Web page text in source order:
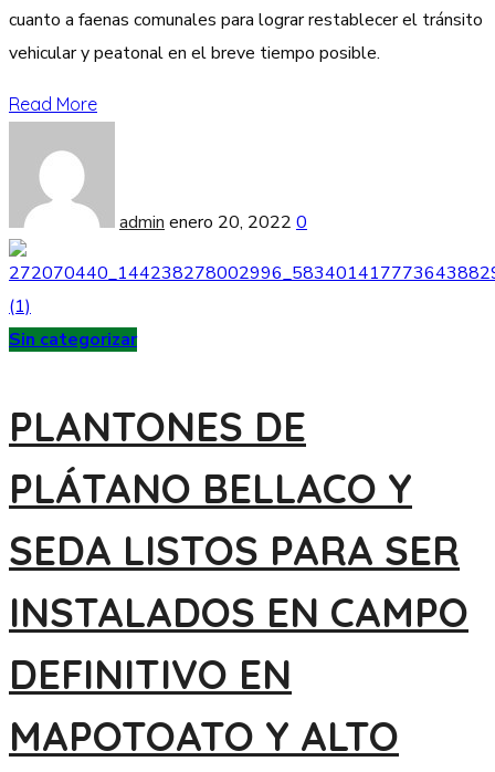
cuanto a faenas comunales para lograr restablecer el tránsito
vehicular y peatonal en el breve tiempo posible.
Read More
admin enero 20, 2022 0
Sin categorizar
PLANTONES DE
PLÁTANO BELLACO Y
SEDA LISTOS PARA SER
INSTALADOS EN CAMPO
DEFINITIVO EN
MAPOTOATO Y ALTO